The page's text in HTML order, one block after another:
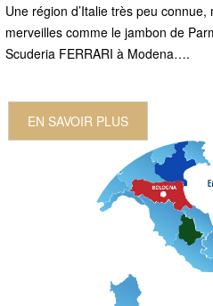
Une région d’Italie très peu
merveilles comme le jambon de
Scuderia FERRARI à Modena….
EN SAVOIR PLUS